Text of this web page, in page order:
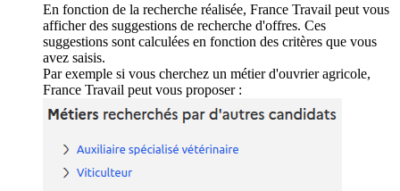
En fonction de la recherche réalisée, France Travail peut vous
afficher des suggestions de recherche d'offres. Ces
suggestions sont calculées en fonction des critères que vous
avez saisis.
Par exemple si vous cherchez un métier d'ouvrier agricole,
France Travail peut vous proposer :